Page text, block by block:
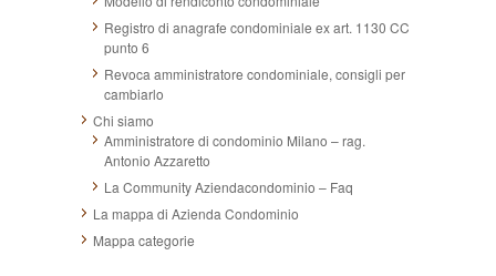
Registro di anagrafe condominiale ex art. 1130 CC
punto 6
Revoca amministratore condominiale, consigli per
cambiarlo
Chi siamo
Amministratore di condominio Milano – rag.
Antonio Azzaretto
La Community Aziendacondominio – Faq
La mappa di Azienda Condominio
Mappa categorie